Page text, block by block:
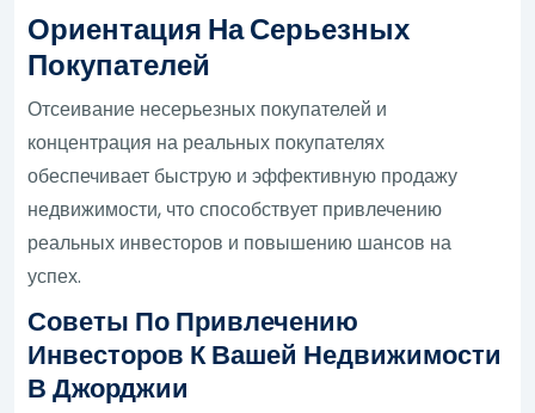
Ориентация На Серьезных
Покупателей
Отсеивание несерьезных покупателей и
концентрация на реальных покупателях
обеспечивает быструю и эффективную продажу
недвижимости, что способствует привлечению
реальных инвесторов и повышению шансов на
успех.
Советы По Привлечению
Инвесторов К Вашей Недвижимости
В Джорджии